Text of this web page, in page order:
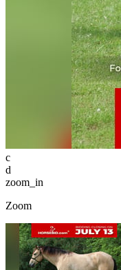
c
d
zoom_in
Zoom